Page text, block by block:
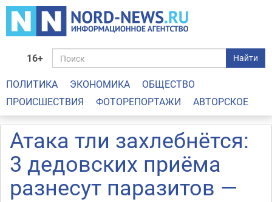
16+ Найти
ПОЛИТИКА ЭКОНОМИКА
ОБЩЕСТВО
ПРОИСШЕСТВИЯ
ФОТОРЕПОРТАЖИ АВТОРСКОЕ
Атака тли захлебнётся:
3 дедовских приёма
разнесут паразитов —